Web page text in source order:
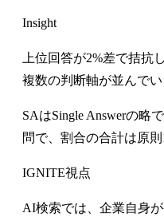
Insight
上位回答が2%差で拮抗
複数の判断軸が並んでい
SAはSingle Answerの略
問で、割合の合計は原則
IGNITE視点
AI検索では、企業自身